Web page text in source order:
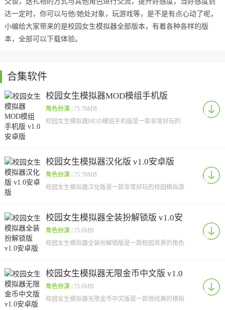
达一定时，你可以与他/她处对象，玩游戏等，是不是有点心动了呢，
小编给大家带来的是校园女生模拟器全部版本，有着各种各样的版
本，全部可以下载体验。
合集软件
校园女生模拟器MOD模组手机版
v1.0安卓版
角色扮演| 75.70MB
校园女生模拟器MOD模组手机版是一款非常好玩的
校园女生模拟器汉化版 v1.0安卓版
角色扮演| 75.70MB
校园女生模拟器汉化版是一款非常好玩的校园模拟游
校园女生模拟器全装扮解锁版 v1.0安
卓版
角色扮演| 75.6MB
校园女生模拟器全装扮解锁版是一款校园背景的角色
校园女生模拟器无限金币中文版 v1.0
安卓版
角色扮演| 75.6MB
校园女生模拟器无限金币中文版是一款很经典的模拟